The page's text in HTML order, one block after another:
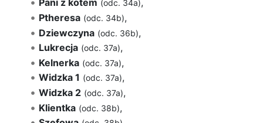
Pani z kotem (odc. 34a),
Ptheresa (odc. 34b),
Dziewczyna (odc. 36b),
Lukrecja (odc. 37a),
Kelnerka (odc. 37a),
Widzka 1 (odc. 37a),
Widzka 2 (odc. 37a),
Klientka (odc. 38b),